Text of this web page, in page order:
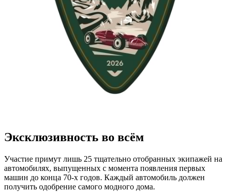
Эксклюзивность во всём
Участие примут лишь 25 тщательно отобранных экипажей на
автомобилях, выпущенных с момента появления первых
машин до конца 70-х годов. Каждый автомобиль должен
получить одобрение самого модного дома.